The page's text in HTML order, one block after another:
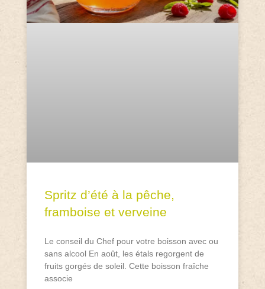
Spritz d’été à la pêche,
framboise et verveine
Le conseil du Chef pour votre boisson avec ou
sans alcool En août, les étals regorgent de
fruits gorgés de soleil. Cette boisson fraîche
associe